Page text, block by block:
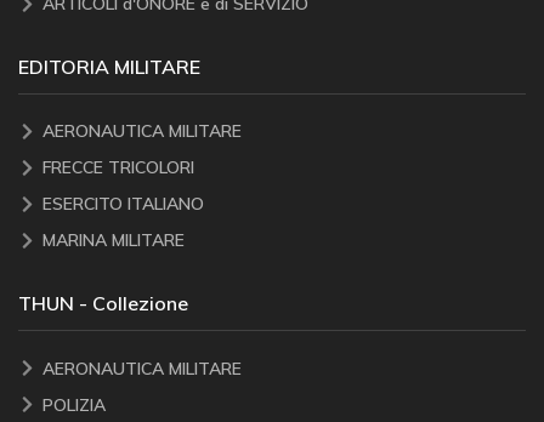
EDITORIA MILITARE
AERONAUTICA MILITARE
FRECCE TRICOLORI
ESERCITO ITALIANO
MARINA MILITARE
THUN - Collezione
AERONAUTICA MILITARE
POLIZIA